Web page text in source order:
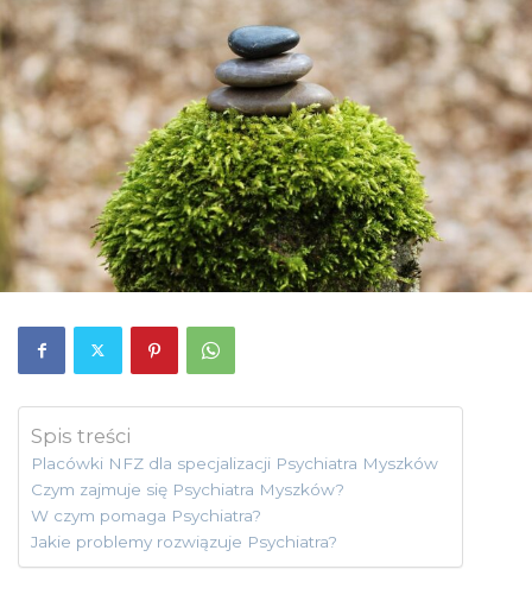
Spis treści
Placówki NFZ dla specjalizacji Psychiatra Myszków
Czym zajmuje się Psychiatra Myszków?
W czym pomaga Psychiatra?
Jakie problemy rozwiązuje Psychiatra?